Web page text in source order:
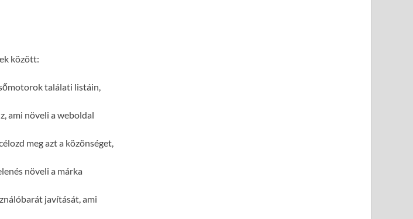
között:
találati listáin,
ami növeli a weboldal
meg azt a közönséget,
növeli a márka
javítását, ami